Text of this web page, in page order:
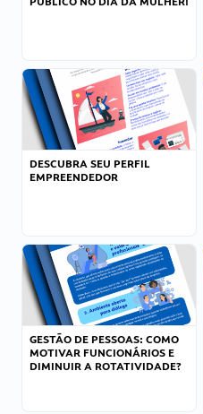
DESCUBRA SEU PERFIL
EMPREENDEDOR
GESTÃO DE PESSOAS: COMO
MOTIVAR FUNCIONÁRIOS E
DIMINUIR A ROTATIVIDADE?